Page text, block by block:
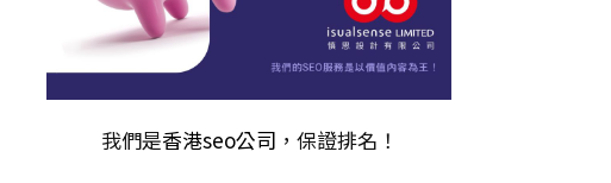
我們是香港seo公司 ，保證排名！